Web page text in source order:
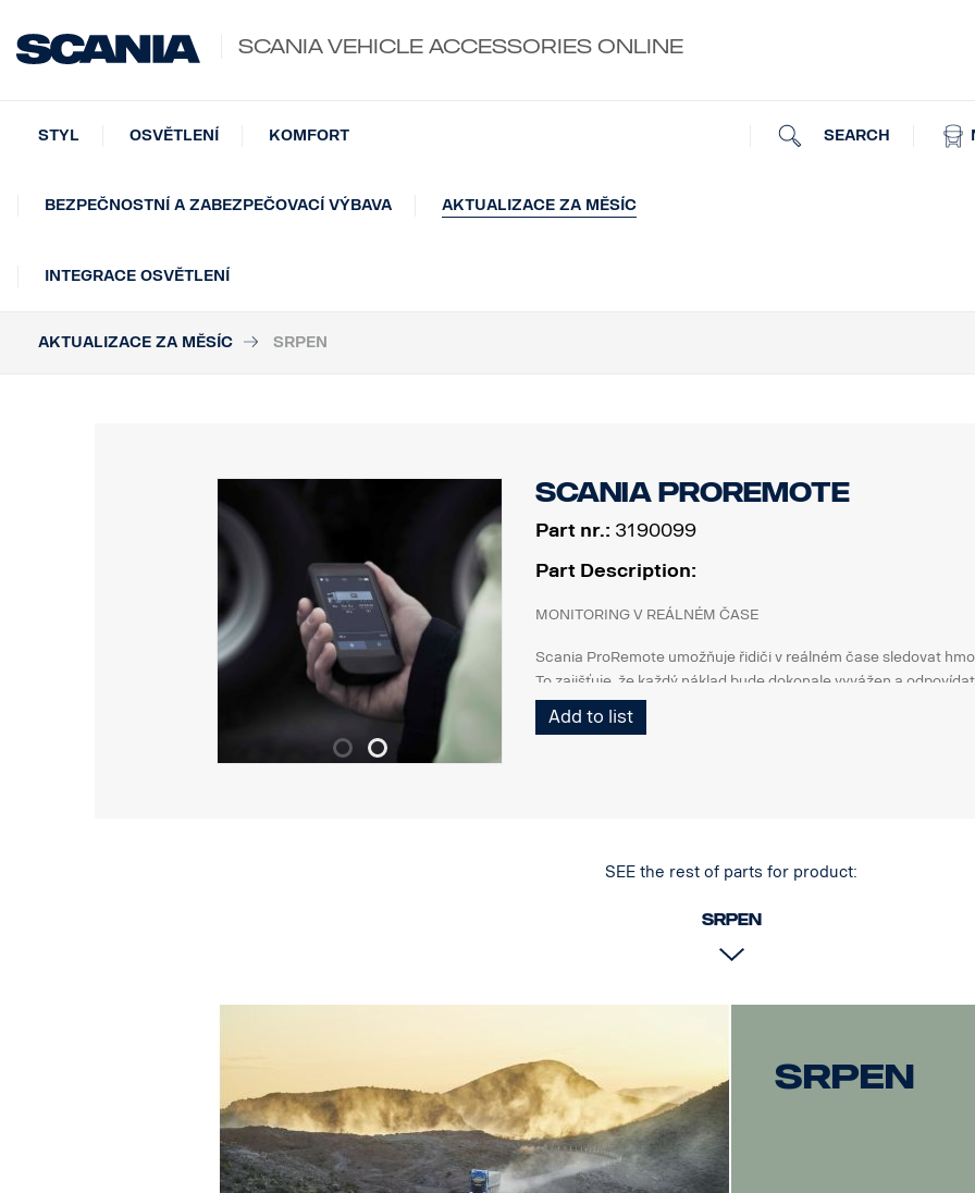
SCANIA VEHICLE ACCESSORIES ONLINE
SEARCH
STYL OSVĚTLENÍ KOMFORT
BEZPEČNOSTNÍ A ZABEZPEČOVACÍ VÝBAVA AKTUALIZACE ZA MĚSÍC
INTEGRACE OSVĚTLENÍ
AKTUALIZACE ZA MĚSÍC SRPEN
Scania ProRemote
Part nr.: 3190099
Part Description:
MONITORING V REÁLNÉM ČASE
Scania ProRemote umožňuje řidiči v reálném čase sledovat
To zajišťuje, že každý náklad bude dokonale vyvážen a
předpisům.
SESAMM7. Zkontrolujte prosím místní homologační předpisy
potřebné pro bezpečnou a efektivní nakládku.
Magnetická nabíjecí základna Scania ProRemote a připojení
připraveno k použití, což zkracuje prostoje a udržuje vysokou
Zlepšete zážitek z nákladní dopravy se Scania ProRemote –
nakládání se můžete spolehnout na řešení, které je navrženo
Add to list
SEE the rest of parts for product:
srpen
srpen